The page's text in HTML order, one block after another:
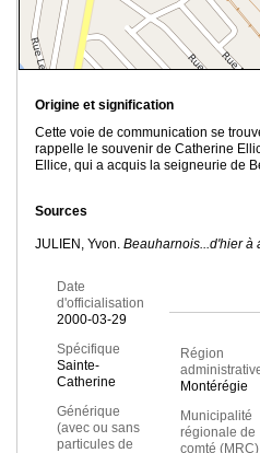
Origine et signification
Cette voie de communication se
rappelle le souvenir de Catherine
Ellice, qui a acquis la seigneurie de
Sources
JULIEN, Yvon. Beauharnois...d'hier à
Date
d'officialisation
2000-03-29
Spécifique
Sainte-
Catherine
Générique
(avec ou sans
particules de
Région
Montérégie
Municipalité
régionale de
comté (MRC)